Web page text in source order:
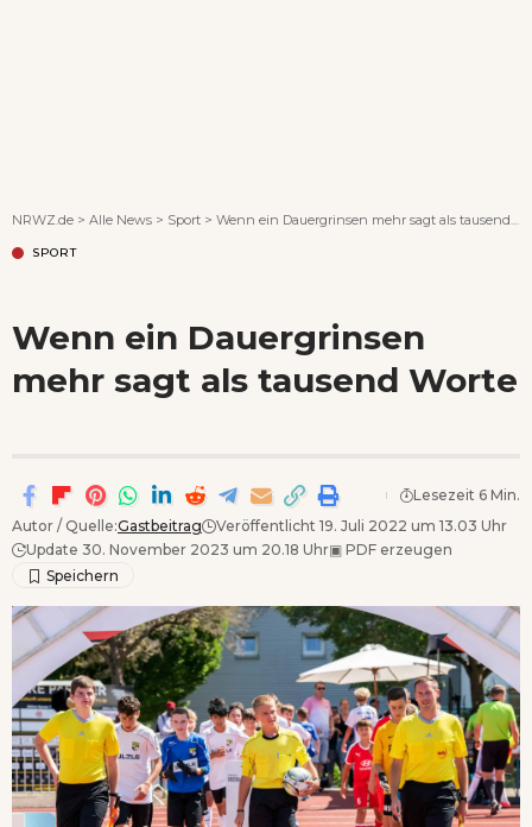
NRWZ.de > Alle News > Sport > Wenn ein Dauergrinsen mehr sagt als tausend Worte
SPORT
Wenn ein Dauergrinsen
mehr sagt als tausend Worte
Autor / Quelle:Gastbeitrag
Veröffentlicht 19. Juli 2022 um 13.03 Uhr
Update 30. November 2023 um 20.18 Uhr▣ PDF erzeugen
Lesezeit 6 Min.